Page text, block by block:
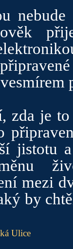
zda je
jistotu
mezi
by
Ulice